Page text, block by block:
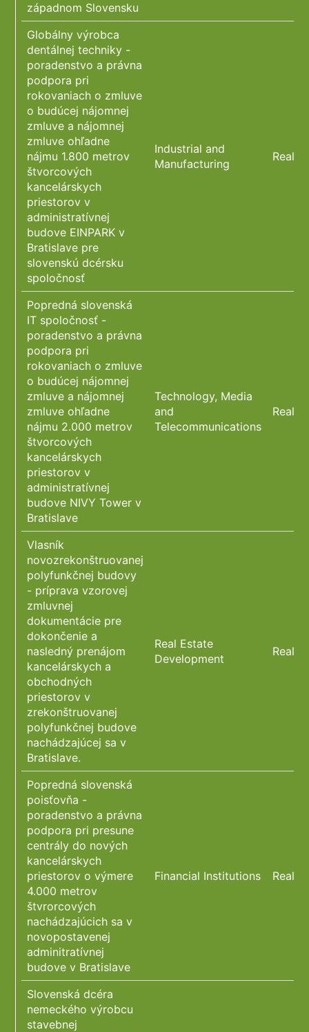
západnom Slovensku
Globálny výrobca
dentálnej techniky -
poradenstvo a právna
podpora pri
rokovaniach o zmluve
o budúcej nájomnej
zmluve a nájomnej
zmluve ohľadne
nájmu 1.800 metrov
štvorcových
kancelárskych
priestorov v
administratívnej
budove EINPARK v
Bratislave pre
slovenskú dcérsku
spoločnosť
Industrial and
Manufacturing
Real
Popredná slovenská
IT spoločnosť -
poradenstvo a právna
podpora pri
rokovaniach o zmluve
o budúcej nájomnej
zmluve a nájomnej
zmluve ohľadne
nájmu 2.000 metrov
štvorcových
kancelárskych
priestorov v
administratívnej
budove NIVY Tower v
Bratislave
Technology, Media
and
Telecommunications
Real
Vlasník
novozrekonštruovanej
polyfunkčnej budovy
- príprava vzorovej
zmluvnej
dokumentácie pre
dokončenie a
nasledný prenájom
kancelárskych a
obchodných
priestorov v
zrekonštruovanej
polyfunkčnej budove
nachádzajúcej sa v
Bratislave.
Real Estate
Development
Real
Popredná slovenská
poisťovňa -
poradenstvo a právna
podpora pri presune
centrály do nových
kancelárskych
priestorov o výmere
4.000 metrov
štvrorcových
nachádzajúcich sa v
novopostavenej
adminitratívnej
budove v Bratislave
Financial Institutions Real
Slovenská dcéra
nemeckého výrobcu
stavebnej